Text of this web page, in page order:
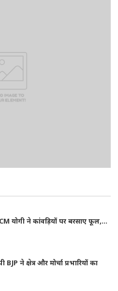
योगी ने कांवड़ियों पर बरसाए फूल,…
ने क्षेत्र और मोर्चा प्रभारियों का